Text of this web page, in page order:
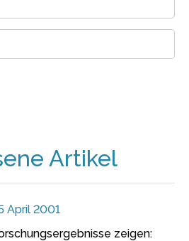
Artikel
April 2001
zeigen: